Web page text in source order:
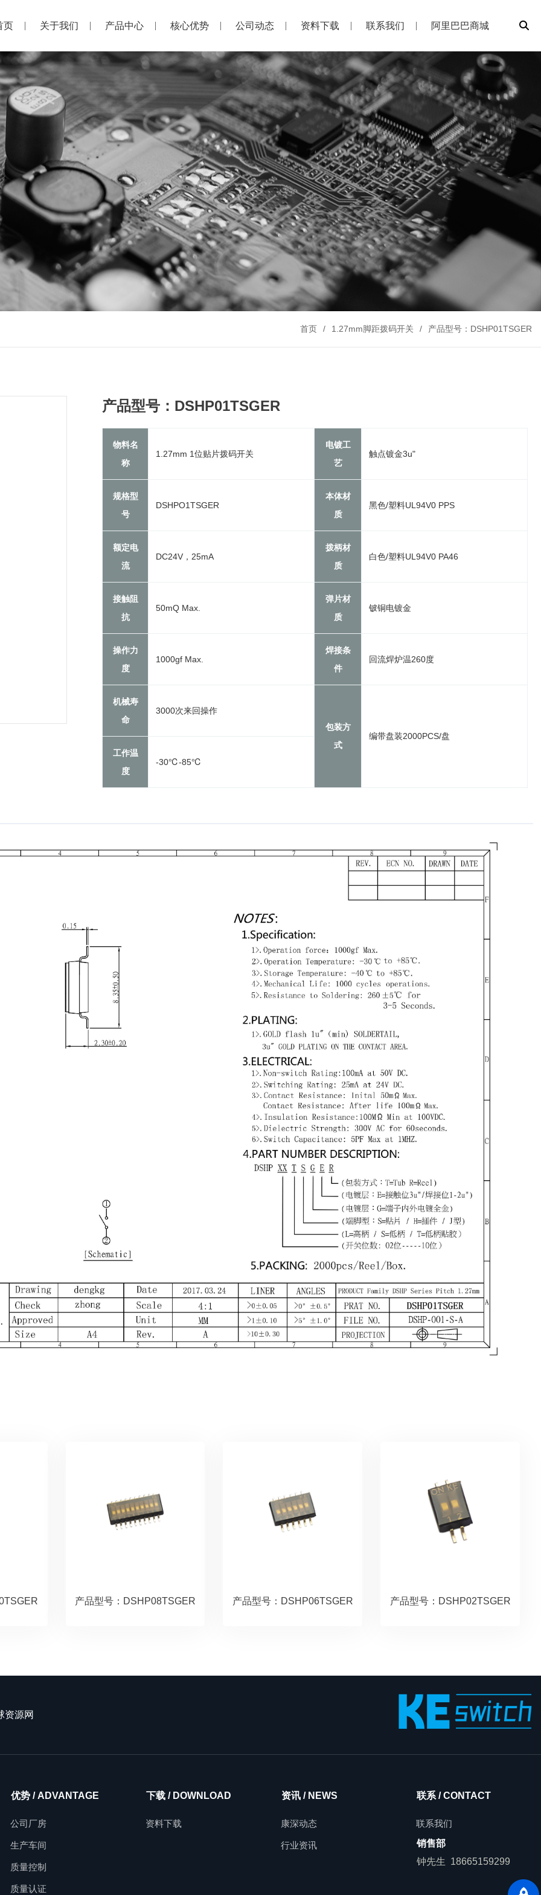
页 关于我们 产品中心 核心优势 公司动态 资料下载 联系我们 阿里巴巴商城
首页 1.27mm脚距拨码开关 产品型号：DSHP01TSGER
产品型号：DSHP01TSGER
物料名
称
1.27mm 1位贴片拨码开关
电镀工
艺
触点镀金3u"
规格型
号
DSHPO1TSGER
本体材
质
黑色/塑料UL94V0 PPS
额定电
流
DC24V，25mA
拨柄材
质
白色/塑料UL94V0 PA46
接触阻
抗
50mQ Max.
弹片材
质
铍铜电镀金
操作力
度
1000gf Max.
焊接条
件
回流焊炉温260度
机械寿
命
3000次来回操作
包装方
式
编带盘装2000PCS/盘
工作温
度
-30℃-85℃
产品型号：DSHP08TSGER 产品型号：DSHP06TSGER 产品型号：DSHP02TSGER
资源网
优势 / ADVANTAGE
公司厂房
生产车间
质量控制
质量认证
下载 / DOWNLOAD
资料下载
资讯 / NEWS
康深动态
行业资讯
联系 / CONTACT
联系我们
销售部
钟先生 18665159299